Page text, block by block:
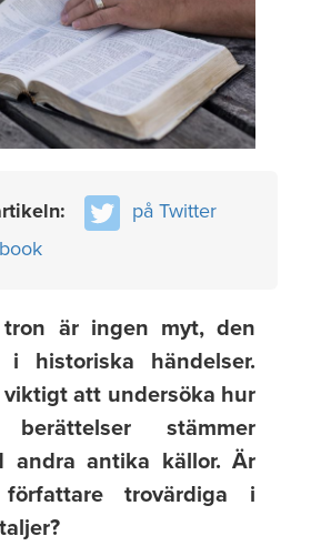
på Twitter
är ingen myt, den
historiska händelser.
att undersöka hur
berättelser stämmer
andra antika källor. Är
författare trovärdiga i